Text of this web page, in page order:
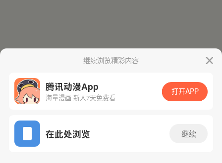
继续浏览精彩内容
腾讯动漫App
海量漫画 新人7天免费看
打开APP
在此处浏览 继续